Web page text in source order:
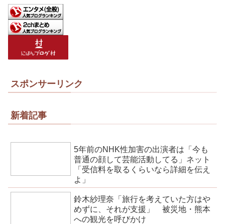
スポンサーリンク
新着記事
5年前のNHK性加害の出演者は「今も
普通の顔して芸能活動してる」ネット
「受信料を取るくらいなら詳細を伝え
よ」
鈴木紗理奈「旅行を考えていた方はや
めずに、それが支援」 被災地・熊本
への観光を呼びかけ